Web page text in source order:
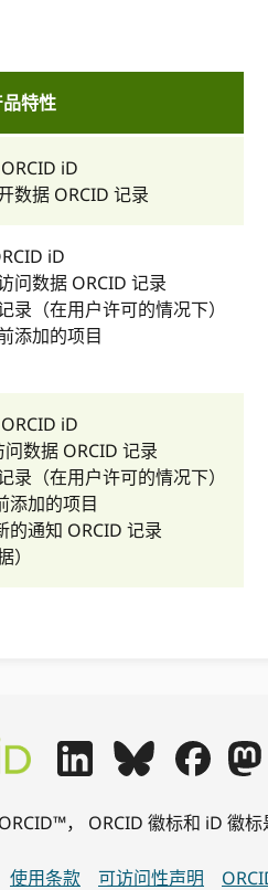
特性
iD
数据 ORCID 记录
iD
问数据 ORCID 记录
录（在用户许可的情况下）
添加的项目
iD
数据 ORCID 记录
录（在用户许可的情况下）
添加的项目
的通知 ORCID 记录
）
， ORCID 徽标和 iD 徽
使用条款 可访问性声明